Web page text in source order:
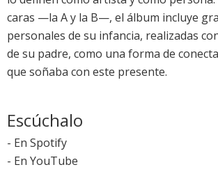
caras —la A y la B—, el álbum incluye
personales de su infancia, realizadas
de su padre, como una forma de
que soñaba con este presente.
Escúchalo
- En Spotify
- En YouTube